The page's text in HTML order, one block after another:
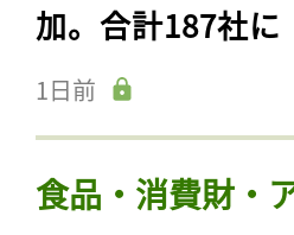
加。合計187社に
1日前
食品・消費財・